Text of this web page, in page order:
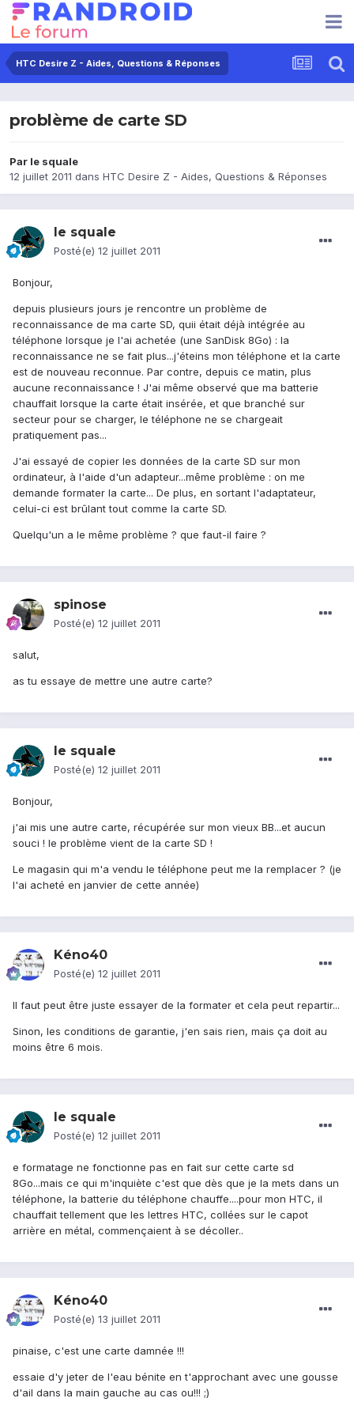
HTC Desire Z - Aides, Questions & Réponses
problème de carte SD
Par le squale
12 juillet 2011 dans HTC Desire Z - Aides, Questions & Réponses
le squale
Posté(e) 12 juillet 2011
Bonjour,
depuis plusieurs jours je rencontre un problème de
reconnaissance de ma carte SD, quii était déjà intégrée au
téléphone lorsque je l'ai achetée (une SanDisk 8Go) : la
reconnaissance ne se fait plus...j'éteins mon téléphone et la carte
est de nouveau reconnue. Par contre, depuis ce matin, plus
aucune reconnaissance ! J'ai même observé que ma batterie
chauffait lorsque la carte était insérée, et que branché sur
secteur pour se charger, le téléphone ne se chargeait
pratiquement pas...
J'ai essayé de copier les données de la carte SD sur mon
ordinateur, à l'aide d'un adapteur...même problème : on me
demande formater la carte... De plus, en sortant l'adaptateur,
celui-ci est brûlant tout comme la carte SD.
Quelqu'un a le même problème ? que faut-il faire ?
spinose
Posté(e) 12 juillet 2011
salut,
as tu essaye de mettre une autre carte?
le squale
Posté(e) 12 juillet 2011
Bonjour,
j'ai mis une autre carte, récupérée sur mon vieux BB...et aucun
souci ! le problème vient de la carte SD !
Le magasin qui m'a vendu le téléphone peut me la remplacer ? (je
l'ai acheté en janvier de cette année)
Kéno40
Posté(e) 12 juillet 2011
Il faut peut être juste essayer de la formater et cela peut repartir...
Sinon, les conditions de garantie, j'en sais rien, mais ça doit au
moins être 6 mois.
le squale
Posté(e) 12 juillet 2011
e formatage ne fonctionne pas en fait sur cette carte sd
8Go...mais ce qui m'inquiète c'est que dès que je la mets dans un
téléphone, la batterie du téléphone chauffe....pour mon HTC, il
chauffait tellement que les lettres HTC, collées sur le capot
arrière en métal, commençaient à se décoller..
Kéno40
Posté(e) 13 juillet 2011
pinaise, c'est une carte damnée !!!
essaie d'y jeter de l'eau bénite en t'approchant avec une gousse
d'ail dans la main gauche au cas ou!!! ;)